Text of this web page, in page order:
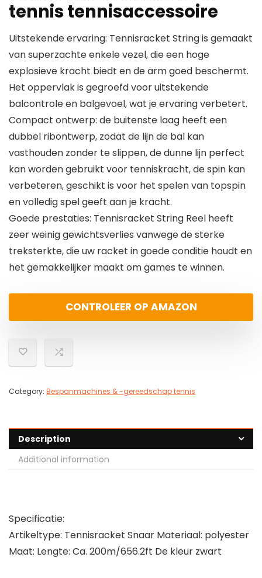
tennis tennisaccessoire
Uitstekende ervaring: Tennisracket String is gemaakt
van superzachte enkele vezel, die een hoge
explosieve kracht biedt en de arm goed beschermt.
Het oppervlak is gegroefd voor uitstekende
balcontrole en balgevoel, wat je ervaring verbetert.
Compact ontwerp: de buitenste laag heeft een
dubbel ribontwerp, zodat de lijn de bal kan
vasthouden zonder te slippen, de dunne lijn perfect
kan worden gebruikt voor tenniskracht, de spin kan
verbeteren, geschikt is voor het spelen van topspin
en volledig spel geeft aan je kracht.
Goede prestaties: Tennisracket String Reel heeft
zeer weinig gewichtsverlies vanwege de sterke
treksterkte, die uw racket in goede conditie houdt en
het gemakkelijker maakt om games te winnen.
CONTROLEER OP AMAZON
Category: Bespanmachines & -gereedschap tennis
Description
Additional information
Specificatie:
Artikeltype: Tennisracket Snaar Materiaal: polyester
Maat: Lengte: Ca. 200m/656.2ft De kleur zwart